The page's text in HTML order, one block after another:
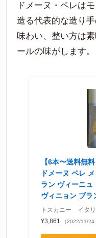
ドメーヌ・ペレは
造る代表的な造り
味わい、整い方は
ールの味がします。
【6本〜送料無
ドメーヌ ペレ
ラン ヴィーニュ
ヴィニョン ブ
トスカニー イタ
¥3,861
（2022/11/24